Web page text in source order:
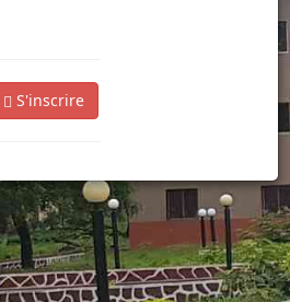
S'inscrire